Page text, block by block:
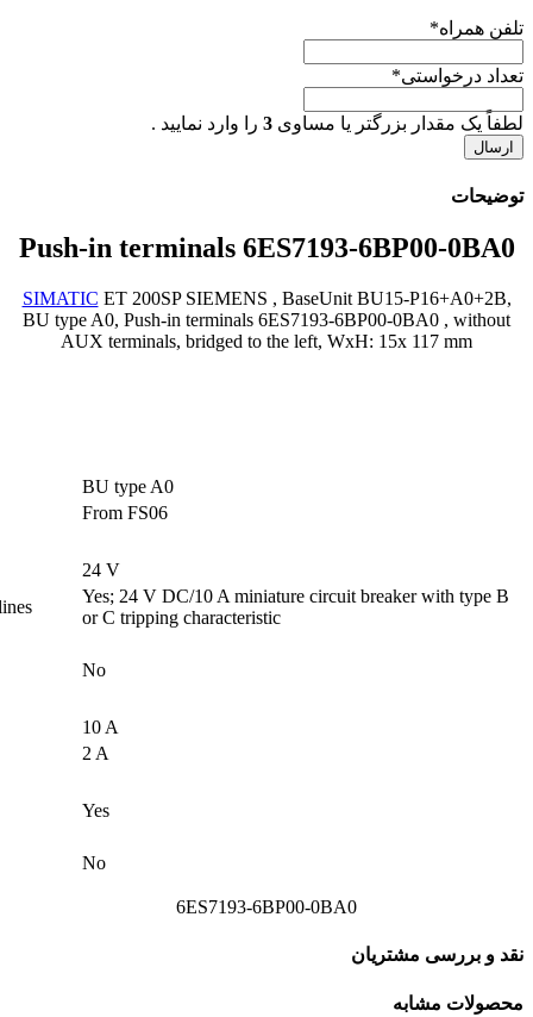
تلفن همراه*
تعداد درخواستی*
لطفاً یک مقدار بزرگتر یا مساوی 3 را وارد نمایید .
توضیحات
Push-in terminals 6ES7193-6BP00-0BA0
SIMATIC ET 200SP SIEMENS , BaseUnit BU15-P16+A0+2B,
BU type A0, Push-in terminals 6ES7193-6BP00-0BA0 , without
AUX terminals, bridged to the left, WxH: 15x 117 mm
BU type A0
From FS06
24 V
Yes; 24 V DC/10 A miniature circuit breaker with type B
or C tripping characteristic
No
10 A
2 A
Yes
No
6ES7193-6BP00-0BA0
نقد و بررسی مشتریان
محصولات مشابه